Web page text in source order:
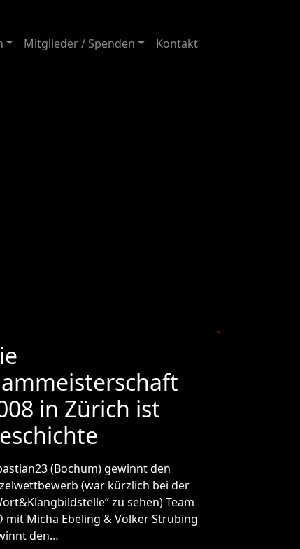
Mitglieder / Spenden Kontakt
in Zürich ist
(Bochum) gewinnt den
(war kürzlich bei der
zu sehen) Team
mit Micha Ebeling & Volker Strübing
den…